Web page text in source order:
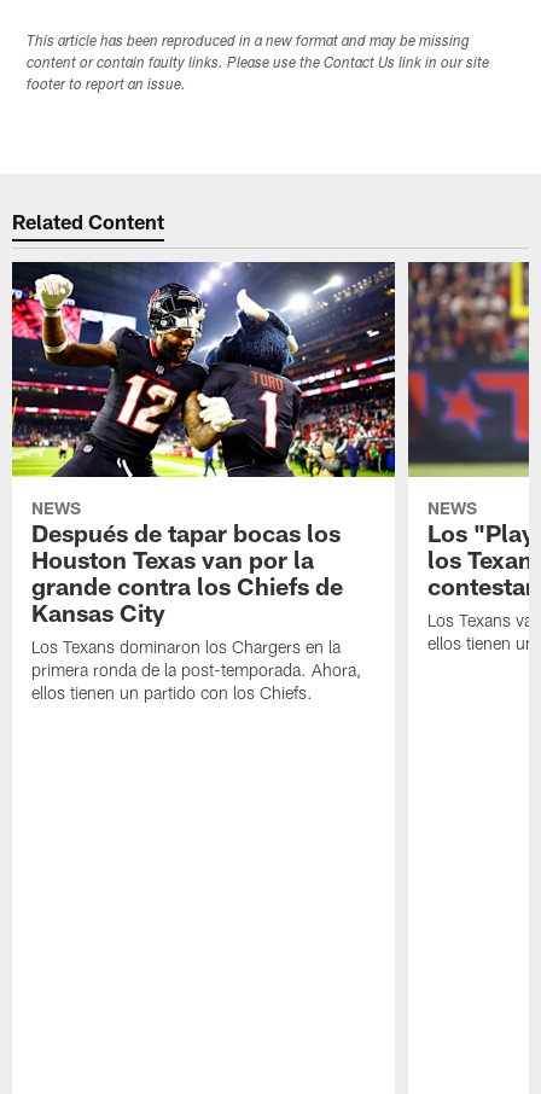
This article has been reproduced in a new format and may be missing
content or contain faulty links. Please use the Contact Us link in our site
footer to report an issue.
Related Content
NEWS
Después de tapar bocas los
Houston Texas van por la
grande contra los Chiefs de
Kansas City
Los Texans dominaron los Chargers en la
primera ronda de la post-temporada. Ahora,
ellos tienen un partido con los Chiefs.
NEWS
Los
los
contestar
Los Texans
ellos tienen un